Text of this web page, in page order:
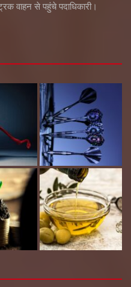
वाहन से पहुंचे पदाधिकारी।